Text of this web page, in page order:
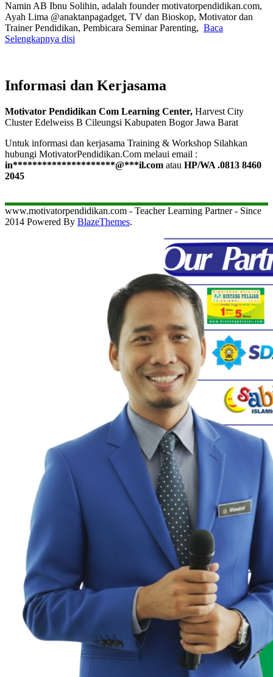
Namin AB Ibnu Solihin, adalah founder motivatorpendidikan.com,
Ayah Lima @anaktanpagadget, TV dan Bioskop, Motivator dan
Trainer Pendidikan, Pembicara Seminar Parenting, Baca
Selengkapnya disi
Informasi dan Kerjasama
Motivator Pendidikan Com Learning Center, Harvest City
Cluster Edelweiss B Cileungsi Kabupaten Bogor Jawa Barat
Untuk informasi dan kerjasama Training & Workshop Silahkan
hubungi MotivatorPendidikan.Com melaui email :
in*********************@***il.com atau HP/WA .0813 8460
2045
www.motivatorpendidikan.com - Teacher Learning Partner - Since
2014 Powered By BlazeThemes.